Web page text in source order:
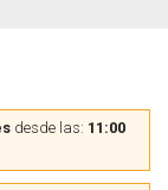
desde las: 11:00